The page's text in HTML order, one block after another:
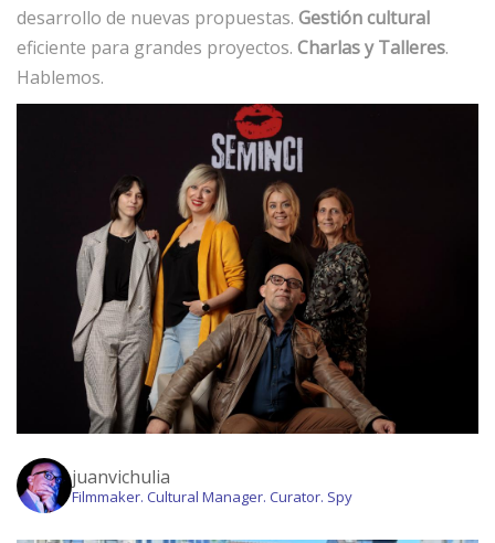
desarrollo de nuevas propuestas. Gestión cultural
eficiente para grandes proyectos. Charlas y Talleres.
Hablemos.
juanvichulia
Filmmaker. Cultural Manager. Curator. Spy